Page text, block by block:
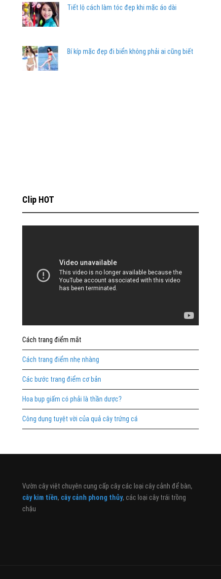
Tiết lộ cách làm tóc đẹp khi mặc áo dài
Bí kíp mặc đẹp đi biển không phải ai cũng biết
Clip HOT
Cách trang điểm mắt
Cách trang điểm nhẹ nhàng
Các bước trang điểm cơ bản
Hoa bụp giấm có phải là thần dược?
Công dụng tuyệt vời của quả cây trứng cá
Vườn cây việt chuyên cung cấp cây các loại cây cảnh để bàn,
cây kim tiền, cây cảnh phong thủy, các loại cây trái trồng
chậu